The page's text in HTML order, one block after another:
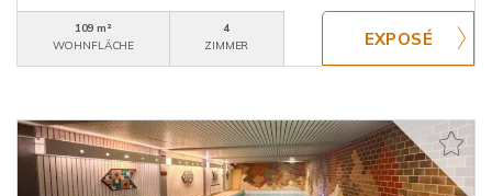
109 m²
WOHNFLÄCHE
4
ZIMMER